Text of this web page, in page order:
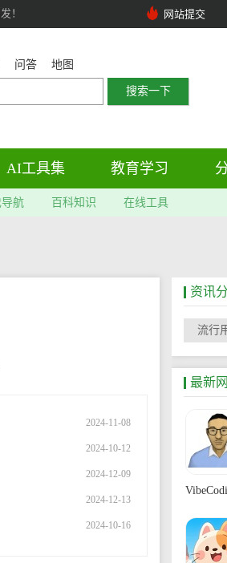
！ 网站提交
问答 地图
AI工具集 教育学习
航 百科知识 在线工具
2024-11-08
2024-10-12
2024-12-09
2024-12-13
2024-10-16
资讯
流行
最新
南